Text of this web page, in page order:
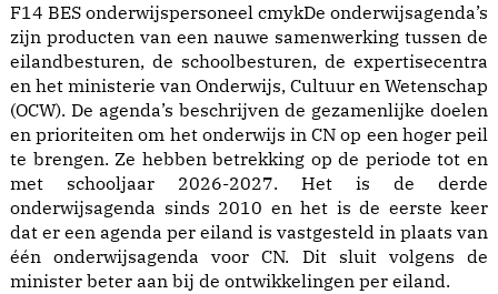
F14 BES onderwijspersoneel cmykDe onderwijsagenda’s
zijn producten van een nauwe samenwerking tussen de
eilandbesturen, de schoolbesturen, de expertisecentra
en het ministerie van Onderwijs, Cultuur en Wetenschap
(OCW). De agenda’s beschrijven de gezamenlijke doelen
en prioriteiten om het onderwijs in CN op een hoger peil
te brengen. Ze hebben betrekking op de periode tot en
met schooljaar 2026-2027. Het is de derde
onderwijsagenda sinds 2010 en het is de eerste keer
dat er een agenda per eiland is vastgesteld in plaats van
één onderwijsagenda voor CN. Dit sluit volgens de
minister beter aan bij de ontwikkelingen per eiland.